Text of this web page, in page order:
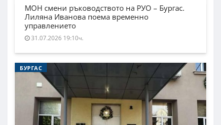
МОН смени ръководството на РУО – Бургас.
Лиляна Иванова поема временно
управлението
31.07.2026 19:10ч.
БУРГАС